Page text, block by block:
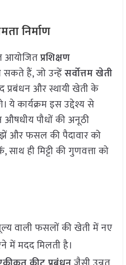
निर्माण
आयोजितप्रशिक्षण
सकते हैं, जो उन्हेंसर्वोत्तम खेती
प्रबंधन और स्थायी खेती के
ये कार्यक्रम इस उद्देश्य से
औषधीय पौधों की अनूठी
फसल की पैदावार को
ही मिट्टी की गुणवत्ता को
वाली फसलों की खेती में नए
में मदद मिलती है।